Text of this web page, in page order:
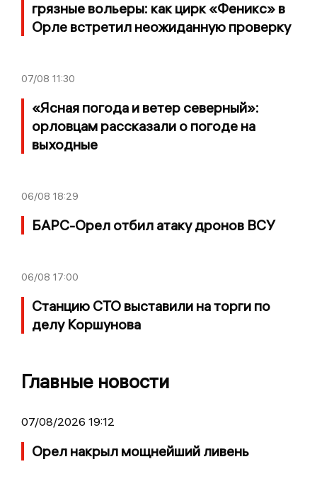
грязные вольеры: как цирк «Феникс» в
Орле встретил неожиданную проверку
07/08 11:30
«Ясная погода и ветер северный»:
орловцам рассказали о погоде на
выходные
06/08 18:29
БАРС-Орел отбил атаку дронов ВСУ
06/08 17:00
Станцию СТО выставили на торги по
делу Коршунова
Главные новости
07/08/2026 19:12
Орел накрыл мощнейший ливень